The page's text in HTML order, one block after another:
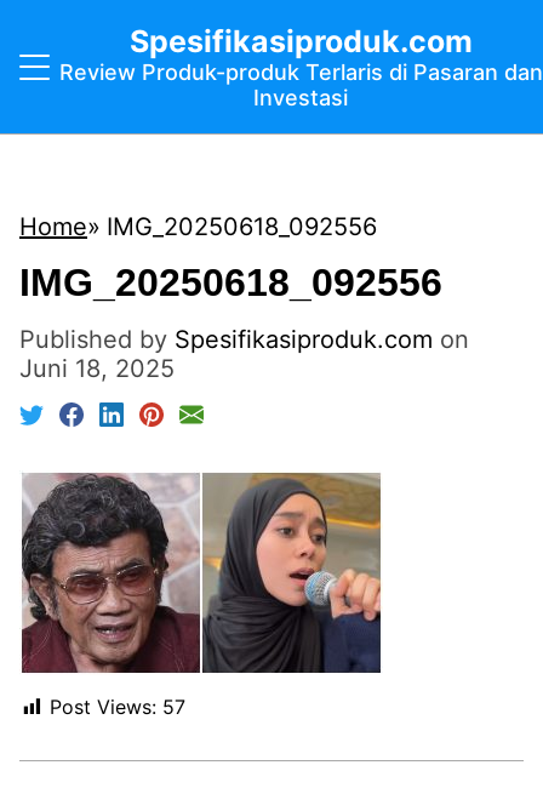
Spesifikasiproduk.com
Review Produk-produk Terlaris di Pasaran dan
Investasi
Home IMG_20250618_092556
IMG_20250618_092556
Published by Spesifikasiproduk.com on
Juni 18, 2025
Post Views: 57